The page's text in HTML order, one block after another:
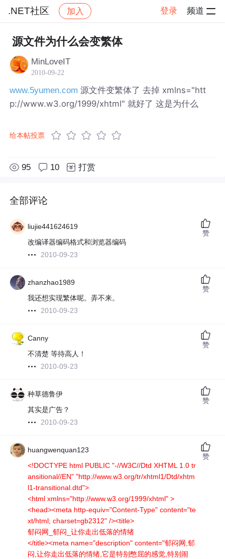
.NET社区 加入 登录 频道
社区 .NET社区 帖子详情
源文件为什么会变繁体
MinLoveIT
2010-09-22
www.5yumen.com 源文件变繁体了 去掉 xmlns="htt
p://www.w3.org/1999/xhtml" 就好了 这是为什么
给本帖投票
95 10 打赏
全部评论
liujie441624619
改编译器编码格式和浏览器编码
2010-09-23
赞
zhanzhao1989
我还想实现繁体呢。弄不来。
2010-09-23
赞
Canny
不清楚 等待高人！
2010-09-23
赞
种草德鲁伊
其实是广告？
2010-09-23
赞
huangwenquan123
<!DOCTYPE html PUBLIC "-//W3C//Dtd XHTML 1.0 tr
ansitional//EN" "http://www.w3.org/tr/xhtml1/Dtd/xhtm
l1-transitional.dtd">
<html xmlns="http://www.w3.org/1999/xhtml" >
<head><meta http-equiv="Content-Type" content="te
xt/html; charset=gb2312" /><title>
郁闷网_郁闷_让你走出低落的情绪
</title><meta name="description" content="郁闷网,郁
闷,让你走出低落的情绪,它是特别憋屈的感觉,特别闹
赞